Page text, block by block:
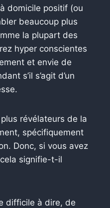
domicile positif (ou
beaucoup plus
la plupart des
hyper conscientes
et envie de
s’il s’agit d’un
révélateurs de la
spécifiquement
. Donc, si vous avez
signifie-t-il
difficile à dire, de